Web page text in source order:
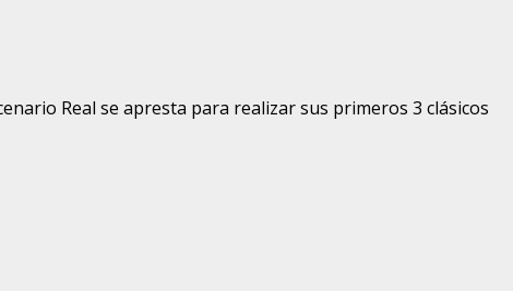
Real se apresta para realizar sus primeros 3 clásicos